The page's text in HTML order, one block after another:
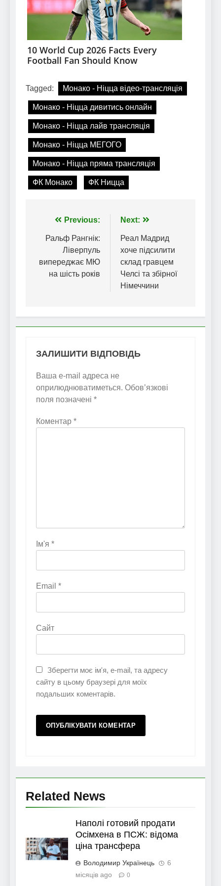
Tagged: Монако - Ніцца відео-трансляція
Монако - Ніцца дивитись онлайн
Монако - Ніцца лайв трансляція
Монако - Ніцца МЕГОГО
Монако - Ніцца пряма трансляція
ФК Монако ФК Ницца
Навігація
записів
Previous:
Ральф Рангнік:
Ліверпуль
випереджає МЮ
на шість років
Next:
Реал Мадрид
хоче підсилити
склад гравцем
Челсі та збірної
Німеччини
ЗАЛИШИТИ ВІДПОВІДЬ
Ваша e-mail адреса не
оприлюднюватиметься. Обов’язкові
поля позначені *
Коментар *
Ім'я *
Email *
Сайт
Зберегти моє ім'я, e-mail, та адресу
сайту в цьому браузері для моїх
подальших коментарів.
Related News
Наполі готовий продати
Осімхена в ПСЖ: відома
ціна трансфера
Володимир Українець
6
місяців ago
0